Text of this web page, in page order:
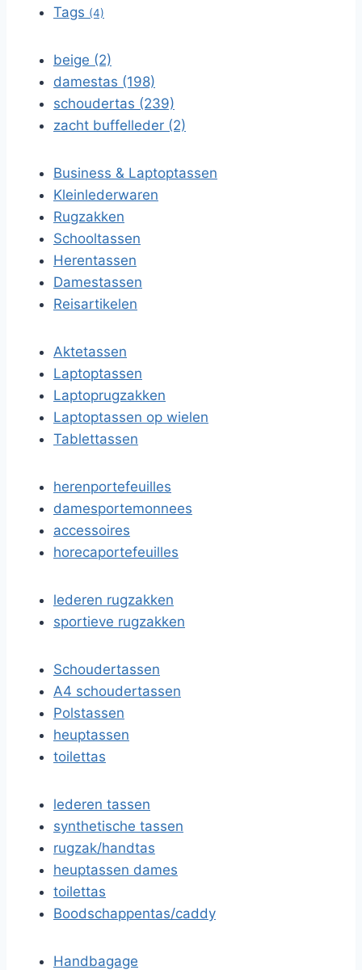
Tags (4)
beige (2)
damestas (198)
schoudertas (239)
zacht buffelleder (2)
Business & Laptoptassen
Kleinlederwaren
Rugzakken
Schooltassen
Herentassen
Damestassen
Reisartikelen
Aktetassen
Laptoptassen
Laptoprugzakken
Laptoptassen op wielen
Tablettassen
herenportefeuilles
damesportemonnees
accessoires
horecaportefeuilles
lederen rugzakken
sportieve rugzakken
Schoudertassen
A4 schoudertassen
Polstassen
heuptassen
toilettas
lederen tassen
synthetische tassen
rugzak/handtas
heuptassen dames
toilettas
Boodschappentas/caddy
Handbagage